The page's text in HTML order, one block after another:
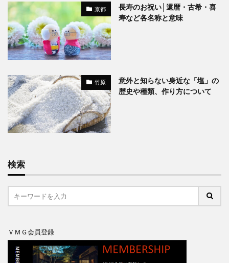
京都
長寿のお祝い│還暦・古希・喜
寿など各名称と意味
竹原
意外と知らない身近な「塩」の
歴史や種類、作り方について
検索
ＶＭＧ会員登録